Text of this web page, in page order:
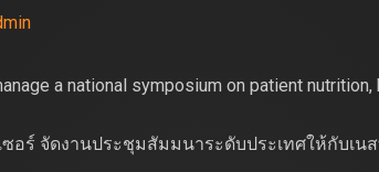
a national symposium on patient
อร์ จัดงานประชุมสัมมนาระดับประเทศให้กับเ